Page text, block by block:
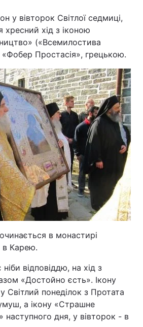
у вівторок Світлої седмиці,
хресний хід з іконою
(«Всемилостива
Простасія», грецькою.
в монастирі
в Карею.
відповіддю, на хід з
«Достойно єсть». Ікону
Світлий понеділок з Протата
а ікону «Страшне
наступного дня, у вівторок - в